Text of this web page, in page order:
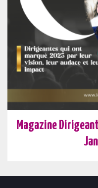
Magazine